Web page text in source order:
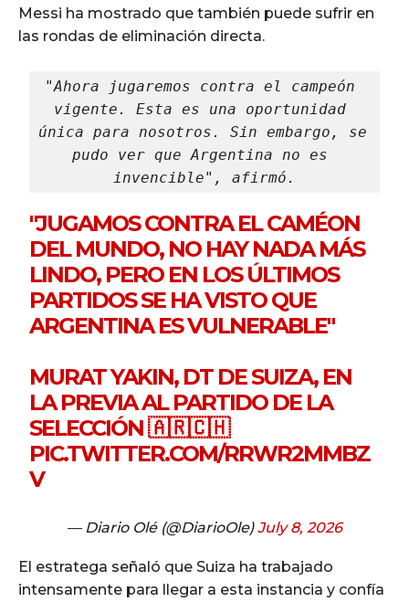
Messi ha mostrado que también puede sufrir en
las rondas de eliminación directa.
"Ahora jugaremos contra el campeón
vigente. Esta es una oportunidad
única para nosotros. Sin embargo, se
pudo ver que Argentina no es
invencible", afirmó.
"JUGAMOS CONTRA EL CAMÉON
DEL MUNDO, NO HAY NADA MÁS
LINDO, PERO EN LOS ÚLTIMOS
PARTIDOS SE HA VISTO QUE
ARGENTINA ES VULNERABLE"
MURAT YAKIN, DT DE SUIZA, EN
LA PREVIA AL PARTIDO DE LA
SELECCIÓN 🇦🇷🇨🇭
PIC.TWITTER.COM/RRWR2MMBZ
V
— Diario Olé (@DiarioOle)July 8, 2026
El estratega señaló que Suiza ha trabajado
intensamente para llegar a esta instancia y confía